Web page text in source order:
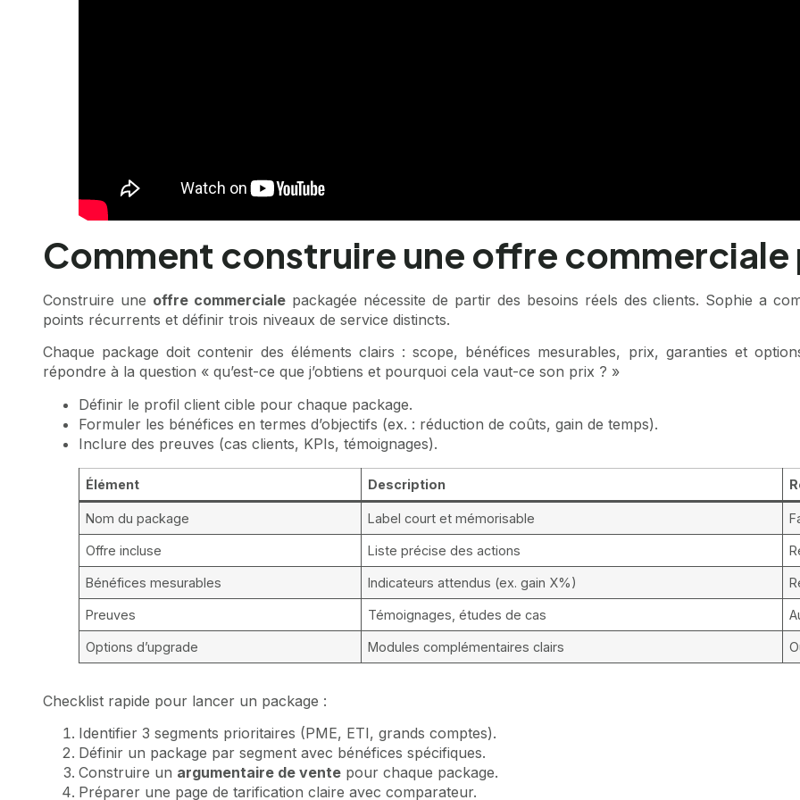
Comment construire une offre
Construire une offre commercialepackagée nécessite de partir des besoins réels des clients. Sophie a
points récurrents et définir trois niveaux de service distincts.
Chaque package doit contenir des éléments clairs : scope, bénéfices mesurables, prix, garanties et
répondre à la question « qu’est-ce que j’obtiens et pourquoi cela vaut-ce son prix ? »
Définir le profil client cible pour chaque package.
Formuler les bénéfices en termes d’objectifs (ex. : réduction de coûts, gain de temps).
Inclure des preuves (cas clients, KPIs, témoignages).
Élément Description
Nom du package Label court et mémorisable
Offre incluse Liste précise des actions
Bénéfices mesurables Indicateurs attendus (ex. gain X%)
Preuves Témoignages, études de cas
Options d’upgrade Modules complémentaires clairs
Checklist rapide pour lancer un package :
Identifier 3 segments prioritaires (PME, ETI, grands comptes).
Définir un package par segment avec bénéfices spécifiques.
Construire un argumentaire de vente pour chaque package.
Préparer une page de tarification claire avec comparateur.